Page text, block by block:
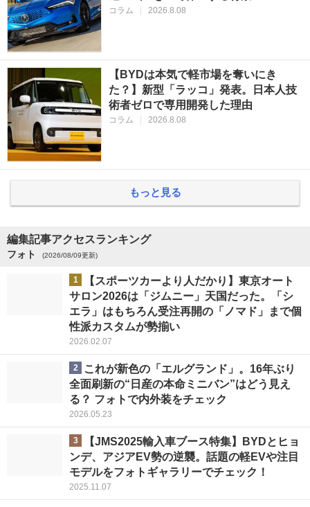
コラム | 2026.8.08
【BYDは本気で軽市場を奪いにき
た？】新型「ラッコ」発表。日本人技
術者ゼロで専用開発した理由
コラム | 2026.8.08
もっと見る
編集記事アクセスランキング
フォト (2026/08/09更新)
1
【スポーツカーより人だかり】東京オート
サロン2026は「ジムニー」天国だった。「シ
エラ」はもちろん受注再開の「ノマド」まで個
性派カスタムが勢揃い
2026.02.07
2
これが新色の「エルグランド」。16年ぶり
全面刷新の“日産の本命ミニバン”はどう見え
る？ フォトで内外装をチェック
2026.05.23
3
【JMS2025輸入車ブース特集】BYDとヒョ
ンデ、アジアEV勢の逆襲。話題の軽EVや注目
モデルをフォトギャラリーでチェック！
2025.11.07